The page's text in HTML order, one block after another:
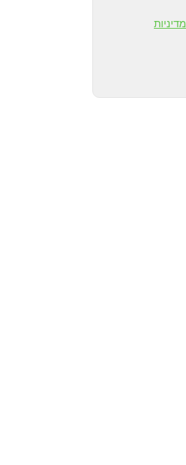
מדיניות